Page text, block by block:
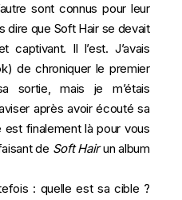
sont connus pour leur
dire que Soft Hair se devait
captivant. Il l’est. J’avais
de chroniquer le premier
sortie, mais je m’étais
après avoir écouté sa
finalement là pour vous
de Soft Hairun album
: quelle est sa cible ?